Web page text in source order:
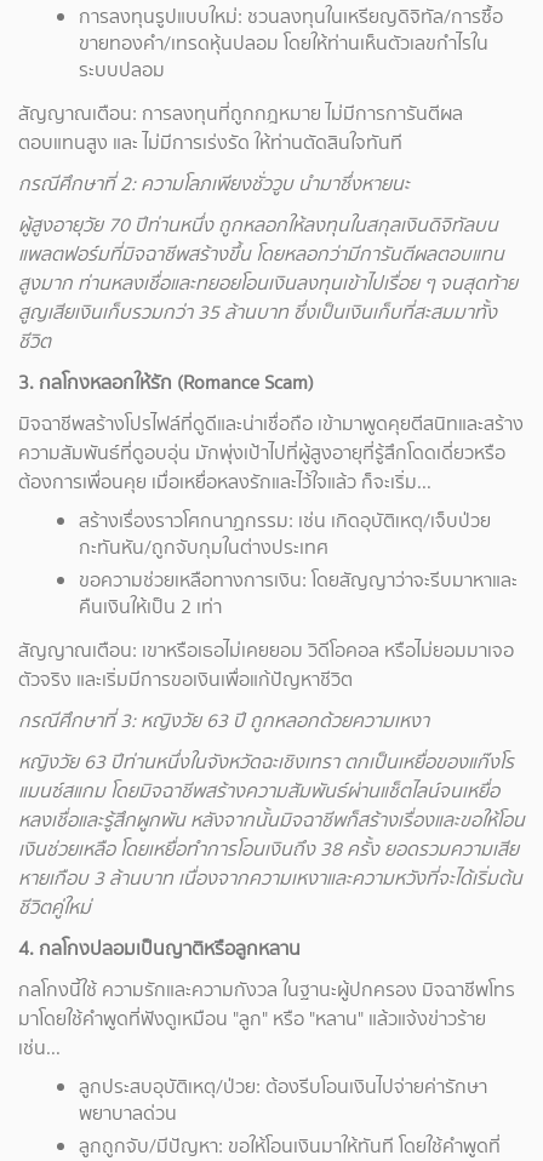
การลงทุนรูปแบบใหม่: ชวนลงทุนในเหรียญดิจิทัล/การซื้อ
ขายทองคำ/เทรดหุ้นปลอม โดยให้ท่านเห็นตัวเลขกำไรใน
ระบบปลอม
สัญญาณเตือน: การลงทุนที่ถูกกฎหมาย ไม่มีการการันตีผล
ตอบแทนสูง และ ไม่มีการเร่งรัด ให้ท่านตัดสินใจทันที
กรณีศึกษาที่ 2:ความโลภเพียงชั่ววูบ นำมาซึ่งหายนะ
ผู้สูงอายุวัย 70 ปีท่านหนึ่ง ถูกหลอกให้ลงทุนในสกุลเงินดิจิทัลบน
แพลตฟอร์มที่มิจฉาชีพสร้างขึ้น โดยหลอกว่ามีการันตีผลตอบแทน
สูงมาก ท่านหลงเชื่อและทยอยโอนเงินลงทุนเข้าไปเรื่อย ๆ จนสุดท้าย
สูญเสียเงินเก็บรวมกว่า 35ล้านบาท ซึ่งเป็นเงินเก็บที่สะสมมาทั้ง
ชีวิต
3. กลโกงหลอกให้รัก (Romance Scam)
มิจฉาชีพสร้างโปรไฟล์ที่ดูดีและน่าเชื่อถือ เข้ามาพูดคุยตีสนิทและสร้าง
ความสัมพันธ์ที่ดูอบอุ่น มักพุ่งเป้าไปที่ผู้สูงอายุที่รู้สึกโดดเดี่ยวหรือ
ต้องการเพื่อนคุย เมื่อเหยื่อหลงรักและไว้ใจแล้ว ก็จะเริ่ม...
สร้างเรื่องราวโศกนาฏกรรม: เช่น เกิดอุบัติเหตุ/เจ็บป่วย
กะทันหัน/ถูกจับกุมในต่างประเทศ
ขอความช่วยเหลือทางการเงิน: โดยสัญญาว่าจะรีบมาหาและ
คืนเงินให้เป็น 2 เท่า
สัญญาณเตือน: เขาหรือเธอไม่เคยยอม วิดีโอคอล หรือไม่ยอมมาเจอ
ตัวจริง และเริ่มมีการขอเงินเพื่อแก้ปัญหาชีวิต
กรณีศึกษาที่ 3:หญิงวัย 63 ปี ถูกหลอกด้วยความเหงา
หญิงวัย 63 ปีท่านหนึ่งในจังหวัดฉะเชิงเทรา ตกเป็นเหยื่อของแก๊งโร
แมนซ์สแกม โดยมิจฉาชีพสร้างความสัมพันธ์ผ่านแช็ตไลน์จนเหยื่อ
หลงเชื่อและรู้สึกผูกพัน หลังจากนั้นมิจฉาชีพก็สร้างเรื่องและขอให้โอน
เงินช่วยเหลือ โดยเหยื่อทำการโอนเงินถึง 38ครั้ง ยอดรวมความเสีย
หายเกือบ 3ล้านบาท เนื่องจากความเหงาและความหวังที่จะได้เริ่มต้น
ชีวิตคู่ใหม่
4. กลโกงปลอมเป็นญาติหรือลูกหลาน
กลโกงนี้ใช้ ความรักและความกังวล ในฐานะผู้ปกครอง มิจฉาชีพโทร
มาโดยใช้คำพูดที่ฟังดูเหมือน "ลูก" หรือ "หลาน" แล้วแจ้งข่าวร้าย
เช่น...
ลูกประสบอุบัติเหตุ/ป่วย: ต้องรีบโอนเงินไปจ่ายค่ารักษา
พยาบาลด่วน
ลูกถูกจับ/มีปัญหา: ขอให้โอนเงินมาให้ทันที โดยใช้คำพูดที่